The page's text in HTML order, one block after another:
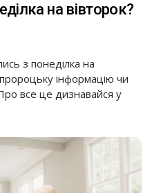
на вівторок?
з понеділка на
інформацію чи
все це дизнавайся у